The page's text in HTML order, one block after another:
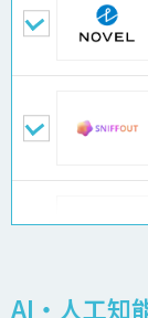
AI・人工知